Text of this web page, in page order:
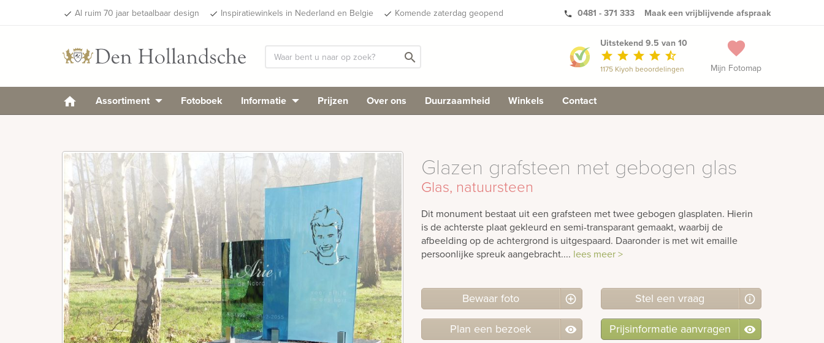
done Al ruim 70 jaar betaalbaar design done Inspiratiewinkels in Nederland en Belgie done Komende zaterdag geopend phone 0481 - 371 333 Maak een vrijblijvende afspraak
search favorite
Mijn Fotomap
Uitstekend 9.5 van 10
star star star star star_half
1175 Kiyoh beoordelingen
Assortiment Fotoboek Informatie Prijzen Over ons Duurzaamheid Winkels Contact
Glazen grafsteen met gebogen glas
Glas, natuursteen
Dit monument bestaat uit een grafsteen met twee gebogen glasplaten. Hierin
is de achterste plaat gekleurd en semi-transparant gemaakt, waarbij de
afbeelding op de achtergrond is uitgespaard. Daaronder is met wit emaille
persoonlijke spreuk aangebracht.... lees meer >
Bewaar foto Stel een vraag
Plan een bezoek Prijsinformatie aanvragen